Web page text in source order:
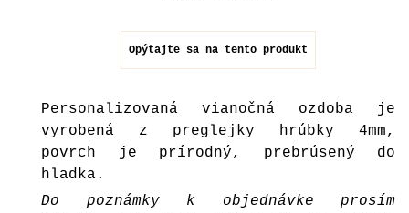
Opýtajte sa na tento produkt
Personalizovaná vianočná ozdoba
je
vyrobená z preglejky hrúbky 4mm,
povrch je prírodný, prebrúsený do
hladka.
Do poznámky k objednávke prosím